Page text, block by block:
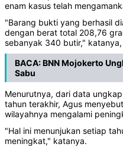
enam kasus telah
"Barang bukti yang berhasil
dengan berat total 208,76
sebanyak 340 butir,"
BACA:BNN Mojokerto
Sabu
Menurutnya, dari data
tahun terakhir, Agus
wilayahnya mengalami
"Hal ini menunjukan setiap
meningkat," katanya.